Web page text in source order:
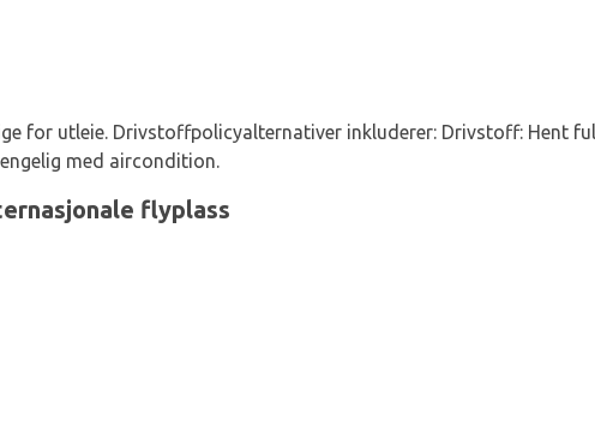
for utleie. Drivstoffpolicyalternativer inkluderer: Drivstoff: Hent
med aircondition.
flyplass